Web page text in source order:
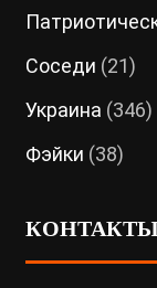
Соседи (21)
Украина (346)
Фэйки (38)